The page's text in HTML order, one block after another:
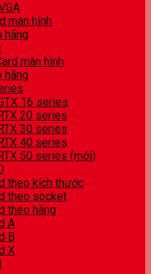
màn hình
hãng
màn hình
hãng
16 series
20 series
30 series
40 series
50 series (mới)
theo kích thước
theo socket
theo hãng
A
B
X